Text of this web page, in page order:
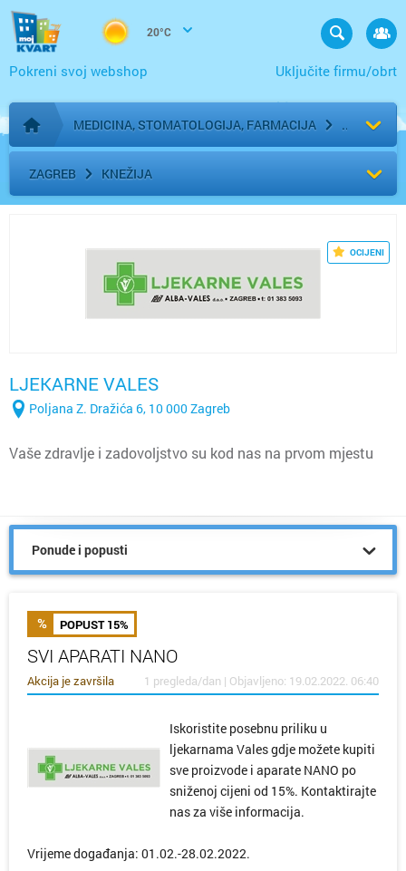
20°C
Uključite firmu/obrt
Pokreni svoj webshop
Početna stranica
MEDICINA, STOMATOLOGIJA, FARMACIJA
ZAGREB KNEŽIJA
OCIJENI
LJEKARNE VALES
Poljana Z. Dražića 6, 10 000 Zagreb
Vaše zdravlje i zadovoljstvo su kod nas na prvom mjestu
Ponude i popusti
POPUST 15%
SVI APARATI NANO
Akcija je završila 1 pregleda/dan | Objavljeno: 19.02.2022. 06:40
Iskoristite posebnu priliku u
ljekarnama Vales gdje možete kupiti
sve proizvode i aparate NANO po
sniženoj cijeni od 15%. Kontaktirajte
nas za više informacija.
Vrijeme događanja: 01.02.-28.02.2022.